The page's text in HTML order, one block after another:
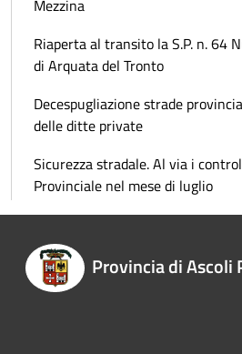
Mezzina
Riaperta al transito la S.P. n. 64
di Arquata del Tronto
Decespugliazione strade
delle ditte private
Sicurezza stradale. Al via i
Provinciale nel mese di luglio
Provincia di Ascoli